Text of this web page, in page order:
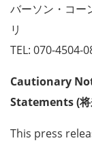
バーソン・コ
リ
TEL: 070-4504-
Cautionary
Statements (将
This press